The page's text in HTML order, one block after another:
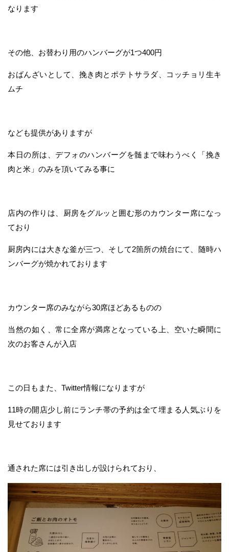
なります
その他、お替わり用のハンバーグが1つ400円
おばんざいとして、挽き肉とポテトサラダ、コッチョリ生キ
ムチ
なども提供がありますが
本日の所は、デフォのハンバーグを髄まで味わうべく「挽き
肉と米」のみを頂いてみる事に
店内の作りは、厨房をグルッと囲む形のカウンター席になっ
ており
厨房内には大きな釜が三つ、そして2箇所の焼台にて、随時ハ
ンバーグが焼かれております
カウンター席のみながら30席ほどあるものの
当然の如く、常に全席が満席となっている上、空いた瞬間に
次のお客さんが入店
この日もまた、Twitter情報になりますが
11時の開店少し前にランチ帯の予約は全て埋まる人気ぶりを
見せております
通された席には引き出しが設けられており、